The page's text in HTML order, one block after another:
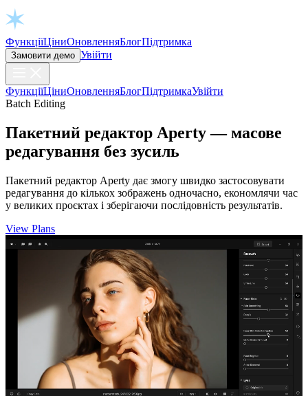
Open chat
ФункціїЦіниОновленняБлогПідтримка
Замовити демо Увійти
ФункціїЦіниОновленняБлогПідтримкаУвійти
Batch Editing
Пакетний редактор Aperty — масове
редагування без зусиль
Пакетний редактор Aperty дає змогу швидко застосовувати
редагування до кількох зображень одночасно, економлячи час
у великих проєктах і зберігаючи послідовність результатів.
View Plans